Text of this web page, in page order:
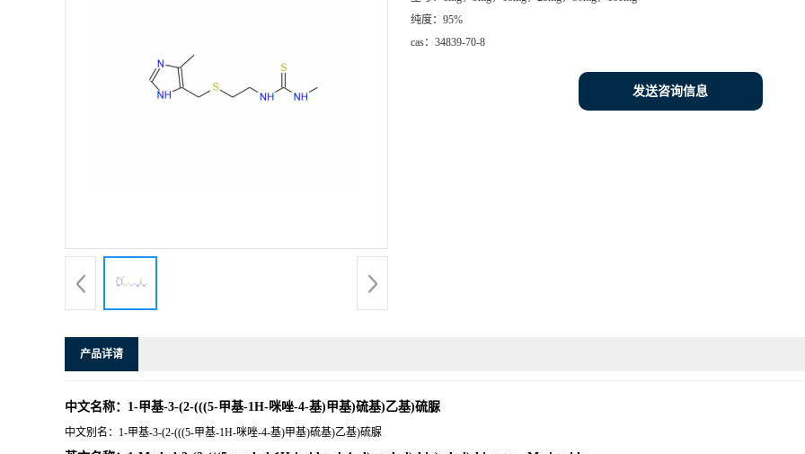
纯度： 95%
cas： 34839-70-8
发送咨询信息
产品详请
中文名称：1-甲基-3-(2-(((5-甲基-1H-咪唑-4-基)甲基)硫基)乙基)硫脲
中文别名：1-甲基-3-(2-(((5-甲基-1H-咪唑-4-基)甲基)硫基)乙基)硫脲